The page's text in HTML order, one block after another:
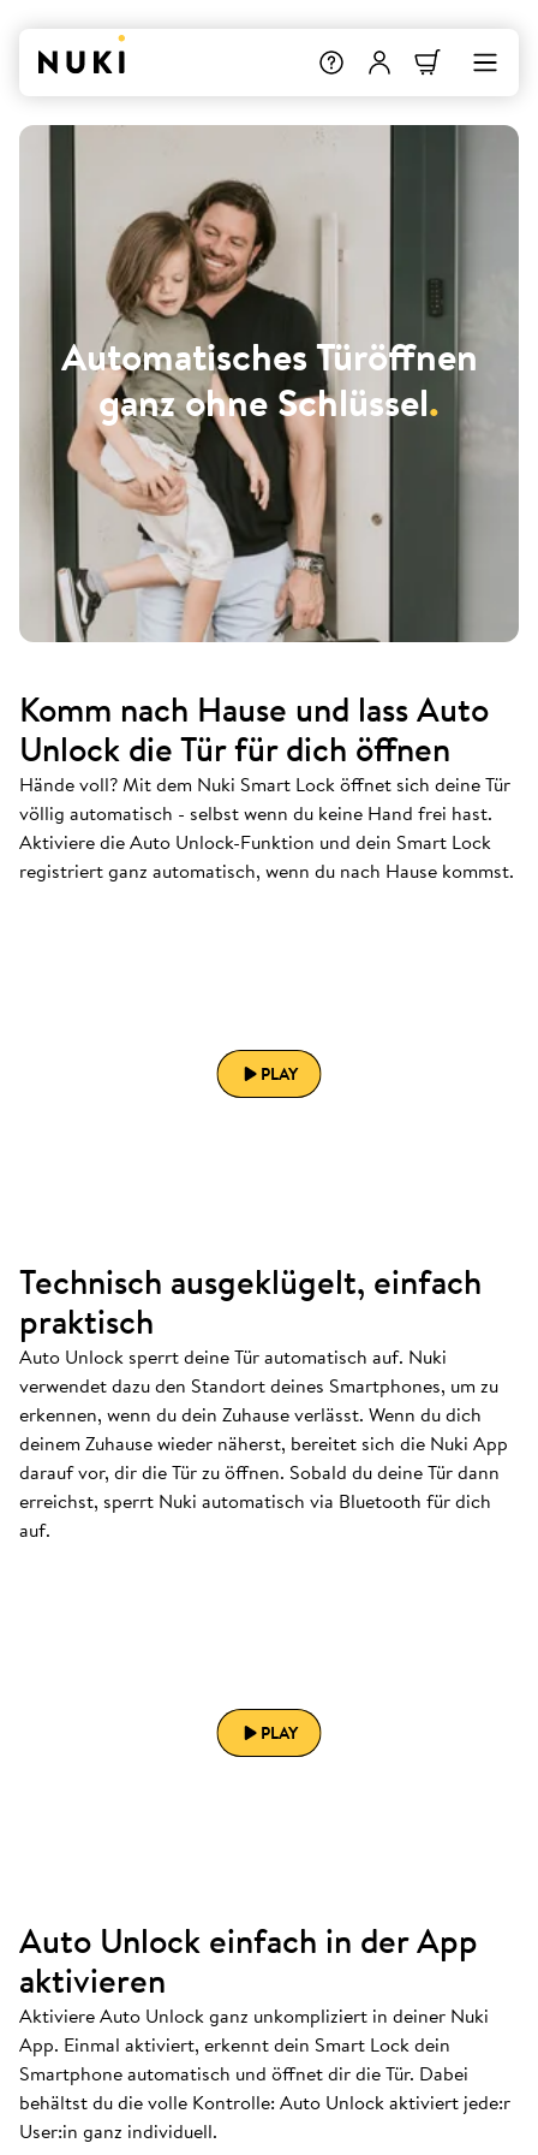
Automatisches Türöffnen
ganz ohne Schlüssel.
Komm nach Hause und lass Auto
Unlock die Tür für dich öffnen
Hände voll? Mit dem Nuki Smart Lock öffnet sich deine Tür
völlig automatisch - selbst wenn du keine Hand frei hast.
Aktiviere die Auto Unlock-Funktion und dein Smart Lock
registriert ganz automatisch, wenn du nach Hause kommst.
PLAY
Technisch ausgeklügelt, einfach
praktisch
Auto Unlock sperrt deine Tür automatisch auf. Nuki
verwendet dazu den Standort deines Smartphones, um zu
erkennen, wenn du dein Zuhause verlässt. Wenn du dich
deinem Zuhause wieder näherst, bereitet sich die Nuki App
darauf vor, dir die Tür zu öffnen. Sobald du deine Tür dann
erreichst, sperrt Nuki automatisch via Bluetooth für dich
auf.
PLAY
Auto Unlock einfach in der App
aktivieren
Aktiviere Auto Unlock ganz unkompliziert in deiner Nuki
App. Einmal aktiviert, erkennt dein Smart Lock dein
Smartphone automatisch und öffnet dir die Tür. Dabei
behältst du die volle Kontrolle: Auto Unlock aktiviert jede:r
User:in ganz individuell.